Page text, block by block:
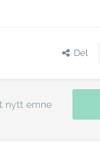
Del
nytt emne